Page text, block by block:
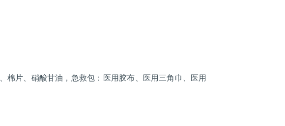
棉片、 硝酸甘油，急救包：医用胶布、医用三角巾、医用